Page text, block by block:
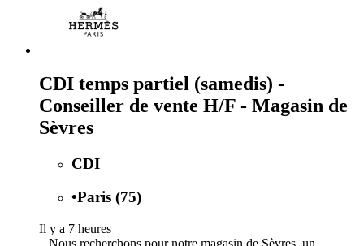
CDI temps partiel (samedis) -
Conseiller de vente H/F - Magasin de
Sèvres
CDI
•Paris (75)
Il y a 7 heures
...Nous recherchons pour notre magasin de Sèvres, un